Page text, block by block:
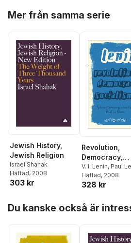
Mer från samma serie
Jewish History,
Jewish Religion
Israel Shahak
Häftad, 2008
303 kr
Revolution,
Democracy,
Socialism
V. I. Lenin, Paul
incorrect
Häftad, 2008
328 kr
Du kanske också är